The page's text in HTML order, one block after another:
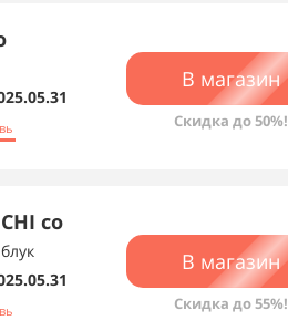
В магазин
Скидка до 50%!
со
В магазин
Скидка до 55%!